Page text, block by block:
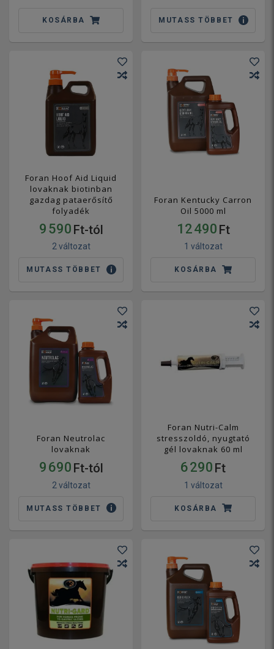
KOSÁRBA MUTASS TÖBBET
Foran Hoof Aid Liquid
lovaknak biotinban
gazdag pataerősítő
folyadék
9 590 Ft-tól
2 változat
MUTASS TÖBBET
Foran Kentucky Carron
Oil 5000 ml
12 490 Ft
1 változat
KOSÁRBA
Foran Neutrolac
lovaknak
9 690 Ft-tól
2 változat
MUTASS TÖBBET
Foran Nutri-Calm
stresszoldó, nyugtató
gél lovaknak 60 ml
6 290 Ft
1 változat
KOSÁRBA